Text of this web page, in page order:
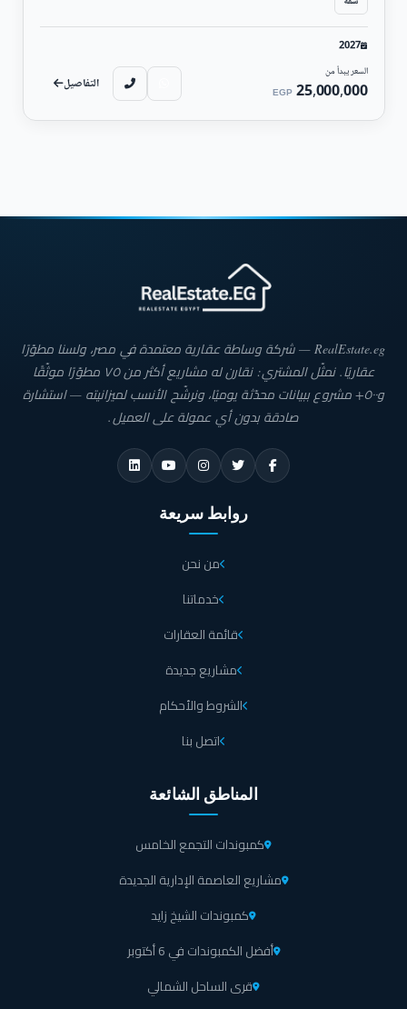
2027
السعر يبدأ من
25,000,000
EGP التفاصيل
RealEstate.eg — شركة وساطة عقارية معتمدة في مصر، ولسنا مطوّرًا
عقاريًا. نمثّل المشتري: نقارن له مشاريع أكثر من ٧٥ مطوّرًا موثّقًا
و٥٠٠+ مشروع ببيانات محدّثة يوميًا، ونرشّح الأنسب لميزانيته — استشارة
صادقة بدون أي عمولة على العميل.
روابط سريعة
من نحن
خدماتنا
قائمة العقارات
مشاريع جديدة
الشروط والأحكام
اتصل بنا
المناطق الشائعة
كمبوندات التجمع الخامس
مشاريع العاصمة الإدارية الجديدة
كمبوندات الشيخ زايد
أفضل الكمبوندات في 6 أكتوبر
قرى الساحل الشمالي